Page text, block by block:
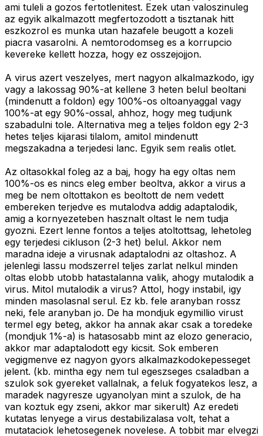
ami tuleli a gozos fertotlenitest. Ezek utan valoszinuleg
az egyik alkalmazott megfertozodott a tisztanak hitt
eszkozrol es munka utan hazafele beugott a kozeli
piacra vasarolni. A nemtorodomseg es a korrupcio
kevereke kellett hozza, hogy ez osszejojjon.
A virus azert veszelyes, mert nagyon alkalmazkodo, igy
vagy a lakossag 90%-at kellene 3 heten belul beoltani
(mindenutt a foldon) egy 100%-os oltoanyaggal vagy
100%-at egy 90%-ossal, ahhoz, hogy meg tudjunk
szabadulni tole. Alternativa meg a teljes foldon egy 2-3
hetes teljes kijarasi tilalom, amitol mindenutt
megszakadna a terjedesi lanc. Egyik sem realis otlet.
Az oltasokkal foleg az a baj, hogy ha egy oltas nem
100%-os es nincs eleg ember beoltva, akkor a virus a
meg be nem oltottakon es beoltott de nem vedett
embereken terjedve es mutalodva addig adaptalodik,
amig a kornyezeteben hasznalt oltast le nem tudja
gyozni. Ezert lenne fontos a teljes atoltottsag, lehetoleg
egy terjedesi cikluson (2-3 het) belul. Akkor nem
maradna ideje a virusnak adaptalodni az oltashoz. A
jelenlegi lassu modszerrel teljes zarlat nelkul minden
oltas elobb utobb hatastalanna valik, ahogy mutalodik a
virus. Mitol mutalodik a virus? Attol, hogy instabil, igy
minden masolasnal serul. Ez kb. fele aranyban rossz
neki, fele aranyban jo. De ha mondjuk egymillio virust
termel egy beteg, akkor ha annak akar csak a toredeke
(mondjuk 1%-a) is hatasosabb mint az elozo generacio,
akkor mar adaptalodott egy kicsit. Sok emberen
vegigmenve ez nagyon gyors alkalmazkodokepesseget
jelent. (kb. mintha egy nem tul egeszseges csaladban a
szulok sok gyereket vallalnak, a feluk fogyatekos lesz, a
maradek nagyresze ugyanolyan mint a szulok, de ha
van koztuk egy zseni, akkor mar sikerult) Az eredeti
kutatas lenyege a virus destabilizalasa volt, tehat a
mutataciok lehetosegenek novelese. A tobbit mar elvegzi